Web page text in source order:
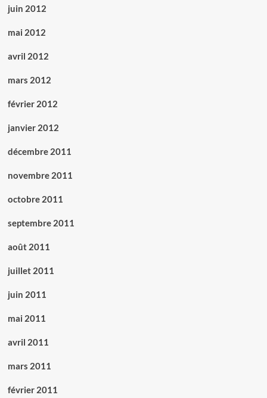
juin 2012
mai 2012
avril 2012
mars 2012
février 2012
janvier 2012
décembre 2011
novembre 2011
octobre 2011
septembre 2011
août 2011
juillet 2011
juin 2011
mai 2011
avril 2011
mars 2011
février 2011